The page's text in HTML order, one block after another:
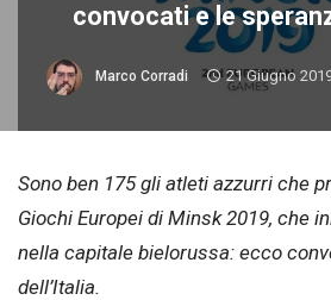
convocati e le
Marco Corradi 21 Giugno
Sono ben 175 gli atleti azzurri che
Giochi Europei di Minsk 2019, che
nella capitale bielorussa: ecco
dell’Italia.